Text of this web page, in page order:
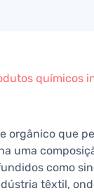
químicos
orgânico que
uma
como
têxtil,